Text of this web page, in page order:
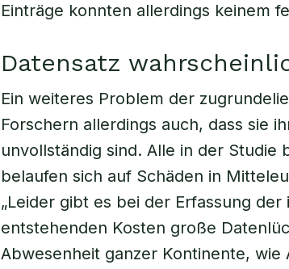
Einträge konnten allerdings keinem
Datensatz
Ein weiteres Problem der
Forschern allerdings auch, dass sie
unvollständig sind. Alle in der Studie
belaufen sich auf Schäden in
„Leider gibt es bei der Erfassung
entstehenden Kosten große
Abwesenheit ganzer Kontinente, wie